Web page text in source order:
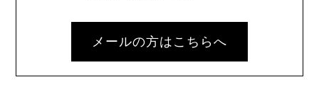
メールの方はこちらへ